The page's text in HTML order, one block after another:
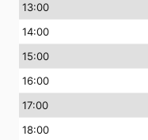
13:00
14:00
15:00
16:00
17:00
18:00